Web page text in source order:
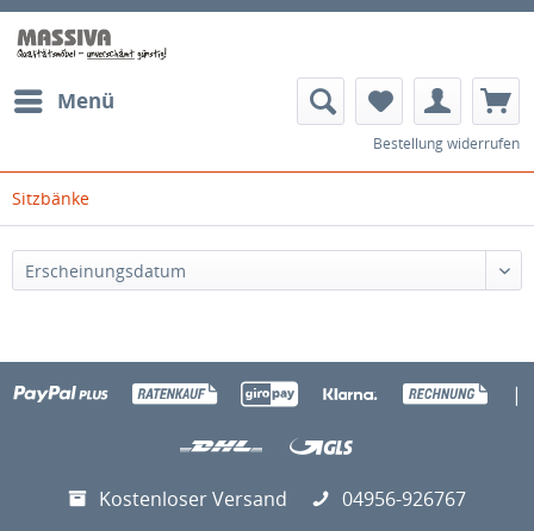
Menü
Bestellung widerrufen
Sitzbänke
|
Kostenloser Versand
04956-926767